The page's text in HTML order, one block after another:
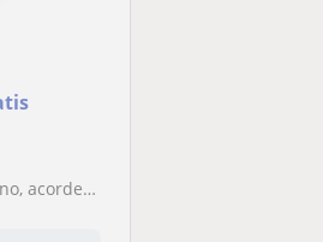
canto